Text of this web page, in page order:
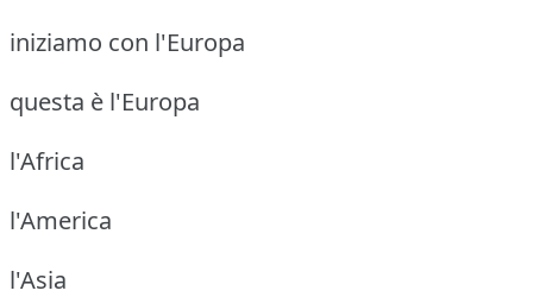
iniziamo con l'Europa
questa è l'Europa
l'Africa
l'America
l'Asia